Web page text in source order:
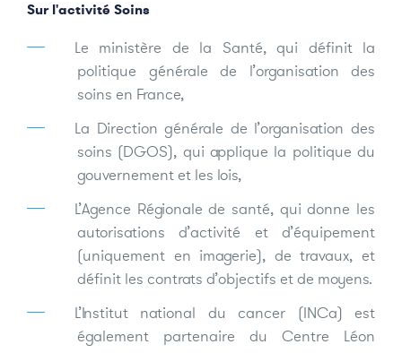
Sur l'activité Soins
Le ministère de la Santé, qui définit la
politique générale de l’organisation des
soins en France,
La Direction générale de l’organisation des
soins (DGOS), qui applique la politique du
gouvernement et les lois,
L’Agence Régionale de santé, qui donne les
autorisations d’activité et d’équipement
(uniquement en imagerie), de travaux, et
définit les contrats d’objectifs et de moyens.
L’Institut national du cancer (INCa) est
également partenaire du Centre Léon